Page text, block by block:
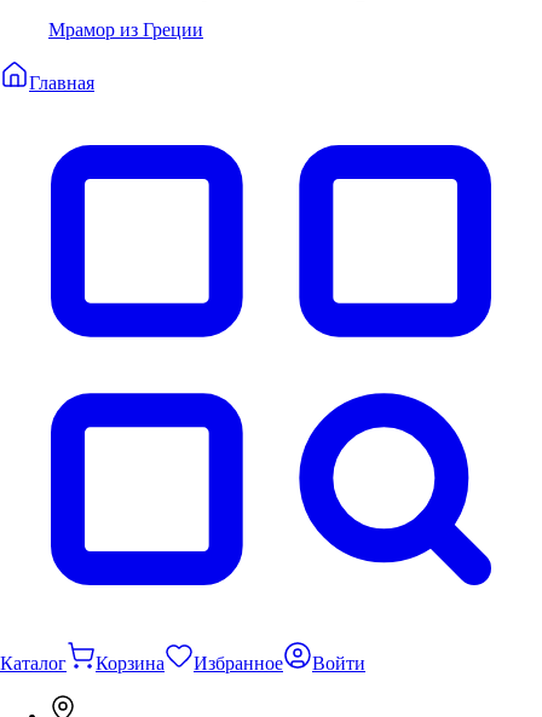
Мрамор из Греции
Главная
Каталог Корзина Избранное Войти